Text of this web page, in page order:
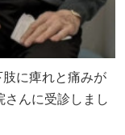
に痺れと痛みが
さんに受診しまし